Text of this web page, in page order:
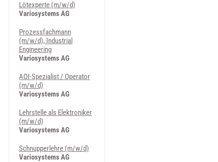
Lötexperte (m/w/d)
Variosystems AG
Prozessfachmann
(m/w/d), Industrial
Engineering
Variosystems AG
AOI-Spezialist / Operator
(m/w/d)
Variosystems AG
Lehrstelle als Elektroniker
(m/w/d)
Variosystems AG
Schnupperlehre (m/w/d)
Variosystems AG